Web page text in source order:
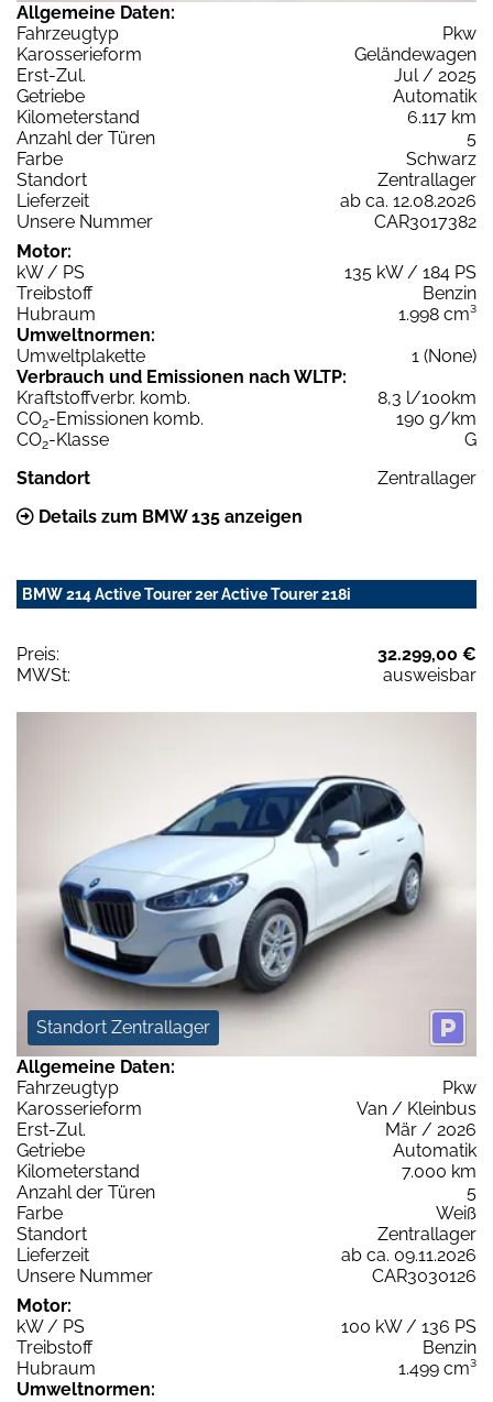
Allgemeine Daten:
Fahrzeugtyp
Pkw
Karosserieform
Geländewagen
Erst-Zul.
Jul / 2025
Getriebe
Automatik
Kilometerstand
6.117 km
Anzahl der Türen
5
Farbe
Schwarz
Standort
Zentrallager
Lieferzeit
ab ca. 12.08.2026
Unsere Nummer
CAR3017382
Motor:
kW / PS
135 kW / 184 PS
Treibstoff
Benzin
Hubraum
1.998 cm³
Umweltnormen:
Umweltplakette
1 (None)
Verbrauch und Emissionen nach WLTP:
Kraftstoffverbr. komb.
8,3 l/100km
CO2-Emissionen komb.
190 g/km
CO2-Klasse
G
Standort
Zentrallager
Details zum BMW 135 anzeigen
BMW 214 Active Tourer 2er Active Tourer 218i
Preis:
32.299,00 €
MWSt:
ausweisbar
Standort Zentrallager
Allgemeine Daten:
Fahrzeugtyp
Pkw
Karosserieform
Van / Kleinbus
Erst-Zul.
Mär / 2026
Getriebe
Automatik
Kilometerstand
7.000 km
Anzahl der Türen
5
Farbe
Weiß
Standort
Zentrallager
Lieferzeit
ab ca. 09.11.2026
Unsere Nummer
CAR3030126
Motor:
kW / PS
100 kW / 136 PS
Treibstoff
Benzin
Hubraum
1.499 cm³
Umweltnormen: